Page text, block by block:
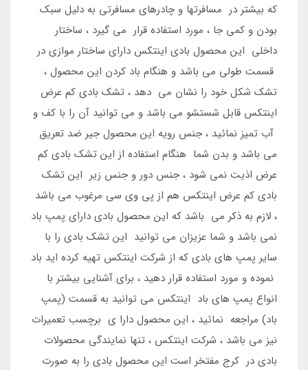
که بیشتر در مسافرتها و چادرهای مسافرتی به دلیل سبک
بودن و کمی جا ، مورد استفاده قرار می گیرد ، ساختار
داخلی این محصول بادی اینتکس دارای ساختار موازی در
قسمت طولی می باشد و هنگام باد کردن این محصول ،
تشک شکل خود را نشان می دهد ، تشک بادی کم عرض
اینتکس قابل شستشو می باشد و می توانید آن را با کف و
آب تمیز نمائید ، جنس رویه این محصول جیر ضد تعریق
می باشد و بدن شما هنگام استفاده از این تشک بادی کم
عرض اذیت نمی شود ، جنس دور و جنس زیر این تشک
بادی کم عرض اینتکس هم از پی وی سی مرغوب می باشد
، لازم به ذکر می باشد که این محصول بادی دارای پمپ باد
نمی باشد و شما عزیزان می توانید این تشک بادی را با
سایر پمپ های بادی که از شرکت اینتکس تهیه کرده اید باد
نموده و مورد استفاده قرار دهید ، برای آشنایی بیشتر با
انواع پمپ های باد اینتکس می توانید به قسمت (پمپ
باد) مراجعه نمائید ، این محصول دارا ی برچسب تعمیرات
نیز می باشد ، شرکت اینتکس ، تنها نمایندگی محصولات
بادی در کرج مفتخر است این محصول بادی را به صورت